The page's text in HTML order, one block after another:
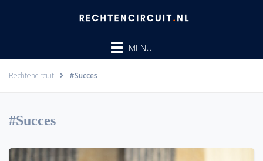
MENU
Rechtencircuit #Succes
#Succes